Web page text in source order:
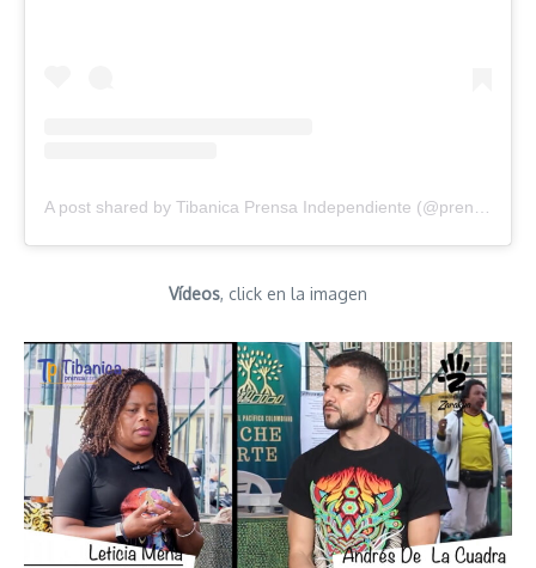
A post shared by Tibanica Prensa Independiente (@prensatibanica)
Vídeos, click en la imagen